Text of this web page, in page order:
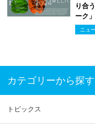
り合
ーク
ニュ
カテゴリーから探す
トピックス